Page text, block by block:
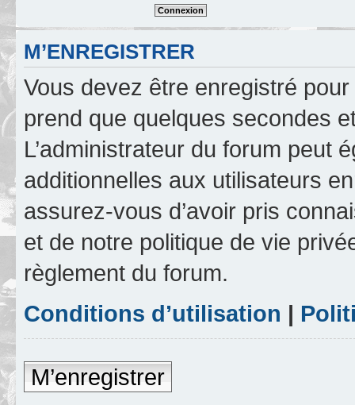
M’ENREGISTRER
Vous devez être enregistré
prend que quelques secondes
L’administrateur du forum peut
additionnelles aux utilisateurs
assurez-vous d’avoir pris
et de notre politique de vie
règlement du forum.
Conditions d’utilisation |
M’enregistrer